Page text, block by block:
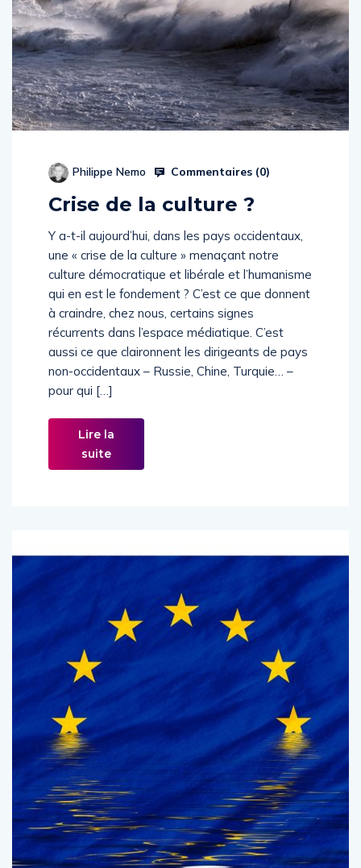
Philippe Nemo Commentaires (0)
Crise de la culture ?
Y a-t-il aujourd’hui, dans les pays occidentaux,
une « crise de la culture » menaçant notre
culture démocratique et libérale et l’humanisme
qui en est le fondement ? C’est ce que donnent
à craindre, chez nous, certains signes
récurrents dans l’espace médiatique. C’est
aussi ce que claironnent les dirigeants de pays
non-occidentaux – Russie, Chine, Turquie… –
pour qui […]
Lire la
suite